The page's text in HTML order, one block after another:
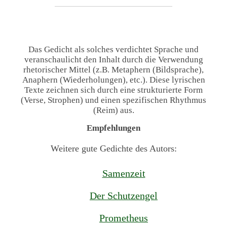
Das Gedicht als solches verdichtet Sprache und
veranschaulicht den Inhalt durch die Verwendung
rhetorischer Mittel (z.B. Metaphern (Bildsprache),
Anaphern (Wiederholungen), etc.). Diese lyrischen
Texte zeichnen sich durch eine strukturierte Form
(Verse, Strophen) und einen spezifischen Rhythmus
(Reim) aus.
Empfehlungen
Weitere gute Gedichte des Autors:
Samenzeit
Der Schutzengel
Prometheus